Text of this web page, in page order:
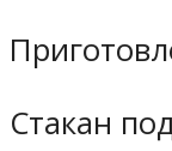
Стакан